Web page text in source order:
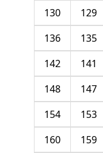
129
130
135
136
141
142
147
148
153
154
159
160